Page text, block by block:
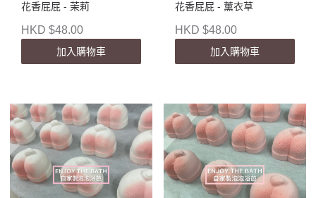
花香屁屁 - 茉莉
HKD $48.00
加入購物車
花香屁屁 - 薰衣草
HKD $48.00
加入購物車